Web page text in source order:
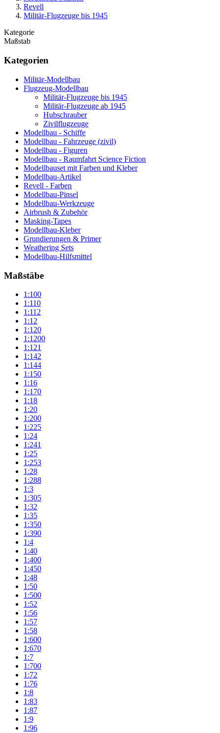
Revell
Militär-Flugzeuge bis 1945
Kategorie
Maßstab
Kategorien
Militär-Modellbau
Flugzeug-Modellbau
Militär-Flugzeuge bis 1945
Militär-Flugzeuge ab 1945
Hubschrauber
Zivilflugzeuge
Modellbau - Schiffe
Modellbau - Fahrzeuge (zivil)
Modellbau - Figuren
Modellbau - Raumfahrt Science Fiction
Modellbauset mit Farben und Kleber
Modellbau-Artikel
Revell - Farben
Modellbau-Pinsel
Modellbau-Werkzeuge
Airbrush & Zubehör
Masking-Tapes
Modellbau-Kleber
Grundierungen & Primer
Weathering Sets
Modellbau-Hilfsmittel
Maßstäbe
1:100
1:110
1:112
1:12
1:120
1:1200
1:121
1:142
1:144
1:150
1:16
1:170
1:18
1:20
1:200
1:225
1:24
1:241
1:25
1:253
1:28
1:288
1:3
1:305
1:32
1:35
1:350
1:390
1:4
1:40
1:400
1:450
1:48
1:50
1:500
1:52
1:56
1:57
1:58
1:600
1:670
1:7
1:700
1:72
1:76
1:8
1:83
1:87
1:9
1:96